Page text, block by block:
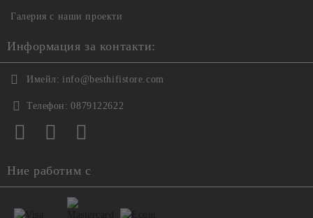
Галерия с наши проекти
Информация за контакти:
Имейл: info@besthifistore.com
Телефон: 0879122622
Ние работим с